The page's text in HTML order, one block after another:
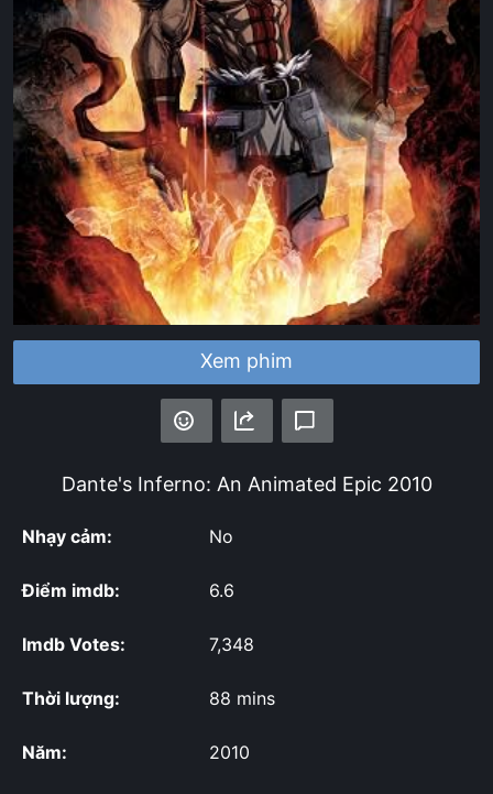
Xem phim
Dante's Inferno: An Animated Epic 2010
Nhạy cảm: No
Điểm imdb: 6.6
Imdb Votes: 7,348
Thời lượng: 88 mins
Năm: 2010